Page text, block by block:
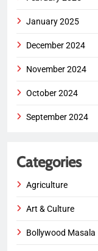
January 2025
December 2024
November 2024
October 2024
September 2024
Categories
Agriculture
Art & Culture
Bollywood Masala